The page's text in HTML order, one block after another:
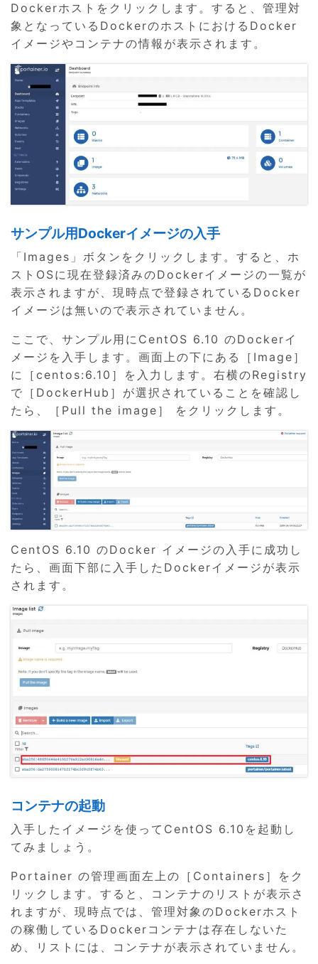
Dockerホストをクリックします。すると、管理対
象となっているDockerのホストにおけるDocker
イメージやコンテナの情報が表示されます。
サンプル用Dockerイメージの入手
「Images」ボタンをクリックします。すると、ホ
ストOSに現在登録済みのDockerイメージの一覧が
表示されますが、現時点で登録されているDocker
イメージは無いので表示されていません。
ここで、サンプル用にCentOS 6.10 のDockerイ
メージを入手します。画面上の下にある［Image］
に［centos:6.10］を入力します。右横のRegistry
で［DockerHub］が選択されていることを確認し
たら、［Pull the image］ をクリックします。
CentOS 6.10 のDocker イメージの入手に成功し
たら、画面下部に入手したDockerイメージが表示
されます。
コンテナの起動
入手したイメージを使ってCentOS 6.10を起動し
てみましょう。
Portainer の管理画面左上の［Containers］をク
リックします。すると、コンテナのリストが表示さ
れますが、現時点では、管理対象のDockerホスト
の稼働しているDockerコンテナは存在しないた
め、リストには、コンテナが表示されていません。